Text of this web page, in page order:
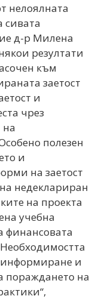
нелоялната
сивата
д-р Милена
резултати
към
заетост
и
чрез
на
полезен
и
на заетост
недеклариран
на проекта
учебна
финансовата
и
пораждането на